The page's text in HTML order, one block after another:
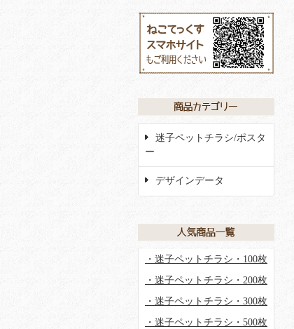
迷子ペットチラシ/ポスタ
ー
デザインデータ
・迷子ペットチラシ・100枚
・迷子ペットチラシ・200枚
・迷子ペットチラシ・300枚
・迷子ペットチラシ・500枚